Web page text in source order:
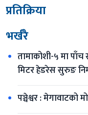
प्रतिक्रिया
भर्खरै
तामाकोशी-५ मा
मिटर हेडरेस सुरुङ
पञ्चेश्वर : मेगावाटको